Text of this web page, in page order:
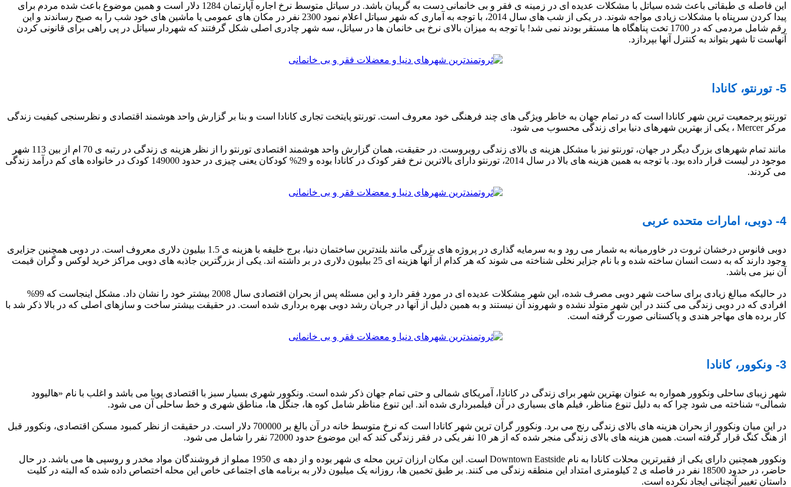
این فاصله ی طبقاتی باعث شده سیاتل با مشکلات عدیده ای در زمینه ی فقر و بی خانمانی دست به گریبان باشد. در سیاتل متوسط نرخ اجاره آپارتمان 1284 دلار است و همین موضوع باعث شده مردم برای
پیدا کردن سرپناه با مشکلات زیادی مواجه شوند. در یکی از شب های سال 2014، با توجه به آماری که شهر سیاتل اعلام نمود 2300 نفر در مکان های عمومی یا ماشین های خود شب را به صبح رساندند و این
رقم شامل مردمی که در 1700 تخت پناهگاه ها مستقر بودند نمی شد! با توجه به میزان بالای نرخ بی خانمان ها در سیاتل، سه شهر چادری اصلی شکل گرفتند که شهردار سیاتل در پی راهی برای قانونی کردن
آنهاست تا شهر بتواند به کنترل آنها بپردازد.
5- تورنتو، کانادا
تورنتو پرجمعیت ترین شهر کانادا است که در تمام جهان به خاطر ویژگی های چند فرهنگی خود معروف است. تورنتو پایتخت تجاری کانادا است و بنا بر گزارش واحد هوشمند اقتصادی و نظرسنجی کیفیت زندگی
مرکر Mercer ، یکی از بهترین شهرهای دنیا برای زندگی محسوب می شود.
مانند تمام شهرهای بزرگ دیگر در جهان، تورنتو نیز با مشکل هزینه ی بالای زندگی روبروست. در حقیقت، همان گزارش واحد هوشمند اقتصادی تورنتو را از نظر هزینه ی زندگی در رتبه ی 70 ام از بین 113 شهر
موجود در لیست قرار داده بود. با توجه به همین هزینه های بالا در سال 2014، تورنتو دارای بالاترین نرخ فقر کودک در کانادا بوده و 29% کودکان یعنی چیزی در حدود 149000 کودک در خانواده های کم درآمد زندگی
می کردند.
4- دوبی، امارات متحده عربی
دوبی فانوس درخشان ثروت در خاورمیانه به شمار می رود و به سرمایه گذاری در پروژه های بزرگی مانند بلندترین ساختمان دنیا، برج خلیفه با هزینه ی 1.5 بیلیون دلاری معروف است. در دوبی همچنین جزایری
وجود دارند که به دست انسان ساخته شده و با نام جزایر نخلی شناخته می شوند که هر کدام از آنها هزینه ای 25 بیلیون دلاری در بر داشته اند. یکی از بزرگترین جاذبه های دوبی مراکز خرید لوکس و گران قیمت
آن نیز می باشد.
در حالیکه مبالغ زیادی برای ساخت شهر دوبی مصرف شده، این شهر مشکلات عدیده ای در مورد فقر دارد و این مسئله پس از بحران اقتصادی سال 2008 بیشتر خود را نشان داد. مشکل اینجاست که 99%
افرادی که در دوبی زندگی می کنند در این شهر متولد نشده و شهروند آن نیستند و به همین دلیل از آنها در جریان رشد دوبی بهره برداری شده است. در حقیقت بیشتر ساخت و سازهای اصلی که در بالا ذکر شد با
کار برده های مهاجر هندی و پاکستانی صورت گرفته است.
3- ونکوور، کانادا
شهر زیبای ساحلی ونکوور همواره به عنوان بهترین شهر برای زندگی در کانادا، آمریکای شمالی و حتی تمام جهان ذکر شده است. ونکوور شهری بسیار سبز با اقتصادی پویا می باشد و اغلب با نام «هالیوود
شمالی» شناخته می شود چرا که به دلیل تنوع مناظر، فیلم های بسیاری در آن فیلمبرداری شده اند. این تنوع مناظر شامل کوه ها، جنگل ها، مناطق شهری و خط ساحلی آن می شود.
در این میان ونکوور از بحران هزینه های بالای زندگی رنج می برد. ونکوور گران ترین شهر کانادا است که نرخ متوسط خانه در آن بالغ بر 700000 دلار است. در حقیقت از نظر کمبود مسکن اقتصادی، ونکوور قبل
از هنگ کنگ قرار گرفته است. همین هزینه های بالای زندگی منجر شده که از هر 10 نفر یکی در فقر زندگی کند که این موضوع حدود 72000 نفر را شامل می شود.
ونکوور همچنین دارای یکی از فقیرترین محلات کانادا به نام Downtown Eastside است. این مکان ارزان ترین محله ی شهر بوده و از دهه ی 1950 مملو از فروشندگان مواد مخدر و روسپی ها می باشد. در حال
حاضر، در حدود 18500 نفر در فاصله ی 2 کیلومتری امتداد این منطقه زندگی می کنند. بر طبق تخمین ها، روزانه یک میلیون دلار به برنامه های اجتماعی خاص این محله اختصاص داده شده که البته در کلیت
داستان تغییر آنچنانی ایجاد نکرده است.